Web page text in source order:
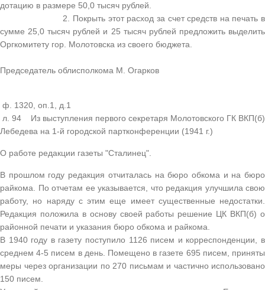
дотацию в размере 50,0 тысяч рублей.
2. Покрыть этот расход за счет средств на печать в
сумме 25,0 тысяч рублей и 25 тысяч рублей предложить выделить
Оргкомитету гор. Молотовска из своего бюджета.
Председатель облисполкома М. Огарков
ф. 1320, оп.1, д.1
л. 94 Из выступления первого секретаря Молотовского ГК ВКП(б)
Лебедева на 1-й городской партконференции (1941 г.)
О работе редакции газеты "Сталинец".
В прошлом году редакция отчиталась на бюро обкома и на бюро
райкома. По отчетам ее указывается, что редакция улучшила свою
работу, но наряду с этим еще имеет существенные недостатки.
Редакция положила в основу своей работы решение ЦК ВКП(б) о
районной печати и указания бюро обкома и райкома.
В 1940 году в газету поступило 1126 писем и корреспонденции, в
среднем 4-5 писем в день. Помещено в газете 695 писем, приняты
меры через организации по 270 письмам и частично использовано
150 писем.